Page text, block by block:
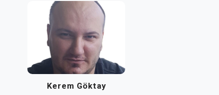
Kerem Göktay